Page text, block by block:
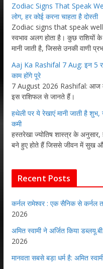
Zodiac Signs That Speak Well:
लोग, हर कोई करना चाहता है दोस्ती
Zodiac signs that speak well:
स्वभाव अलग होता है। कुछ राशियों
मानी जाती है, जिससे उनकी वाणी
Aaj Ka Rashifal 7 Aug: इन 5
काम होंगे पूरे
7 August 2026 Rashifal: आज
इस राशिफल से जानते हैं।
हथेली पर ये रेखाएं मानी जाती है
कमी
हस्तरेखा ज्योतिष शास्त्र के
बने हुए होते हैं जिससे जीवन में सुख
Recent Posts
कर्नल रामेश्वर : एक सैनिक से कर्नल
2026
अमित स्वामी ने अर्जित किया
2026
मानवता सबसे बड़ा धर्म है: अमित